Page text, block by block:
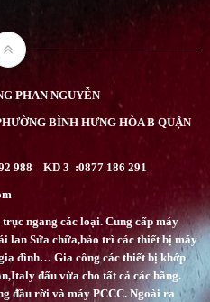
PHAN NGUYỄN
BÌNH HƯNG HÒA B QUẬN
988 KD 3 :0877 186 291
ngang các loại. Cung cấp máy
lan Sửa chữa,bảo trì các thiết bị máy
đình… Gia công các thiết bị khớp
đấu vừa cho tất cả các hãng.
đầu rời và máy PCCC. Ngoài ra